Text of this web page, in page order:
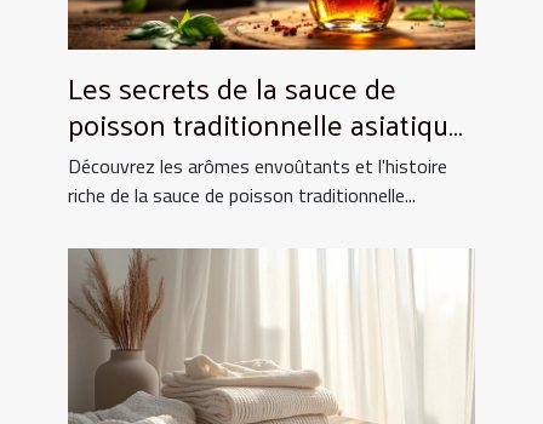
Les secrets de la sauce de
poisson traditionnelle asiatique
et ses utilisations culinaires
Découvrez les arômes envoûtants et l'histoire
riche de la sauce de poisson traditionnelle...